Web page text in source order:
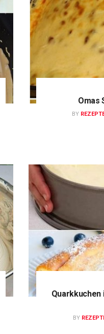
Omas
BY
Quarkkuchen
BY